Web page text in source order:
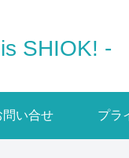
SHIOK! -
問い合せ プラ